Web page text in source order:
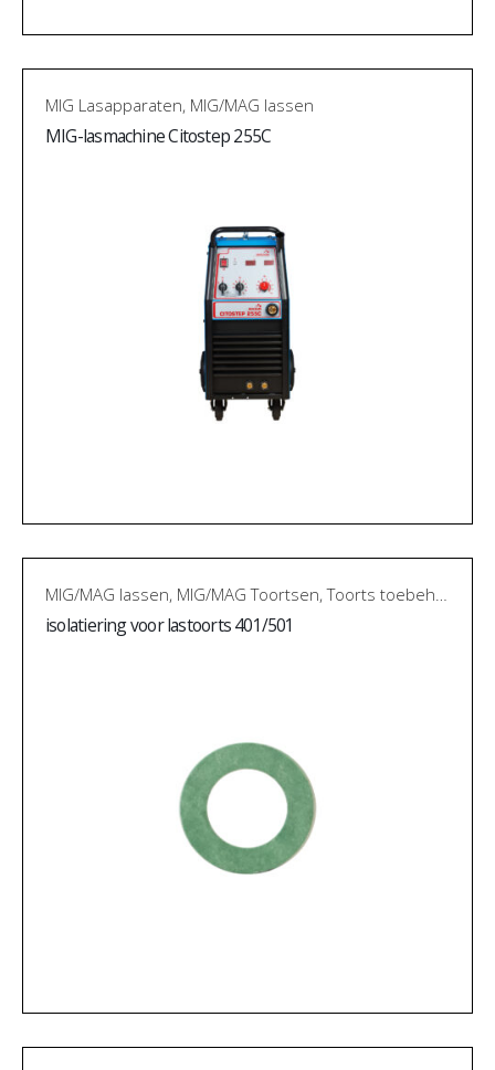
MIG Lasapparaten, MIG/MAG lassen
MIG-lasmachine Citostep 255C
MIG/MAG lassen, MIG/MAG Toortsen,Toorts toebehoren
isolatiering voor lastoorts 401/501